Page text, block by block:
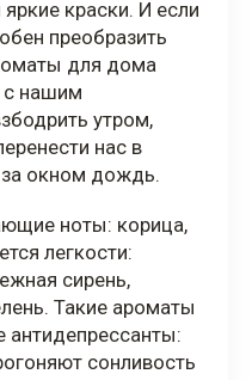
краски. И если
преобразить
для дома
с нашим
утром,
нас в
окном дождь.
ноты: корица,
легкости:
сирень,
Такие ароматы
антидепрессанты:
сонливость